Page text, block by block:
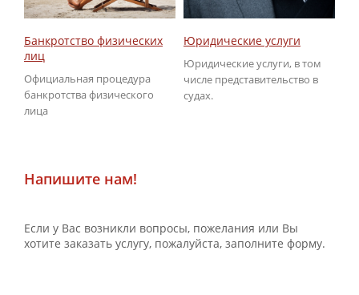
Банкротство физических
лиц
Официальная процедура
банкротства физического
лица
Юридические услуги
Юридические услуги, в том
числе представительство в
судах.
Напишите нам!
Если у Вас возникли вопросы, пожелания или Вы
хотите заказать услугу, пожалуйста, заполните форму.